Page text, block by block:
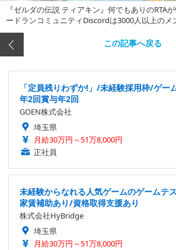
『ゼルダの伝説 ティアキン』何でもありのRTA
ードランコミュニティDiscordは3000人以上のメ
この記事へ戻る
「定員残りわずか!」/未経験採用枠/ゲー
年2回賞与年2回
GOEN株式会社
埼玉県
月給30万円～51万8,000円
正社員
未経験からなれる人気ゲームのゲームテ
家賃補助あり/資格取得支援あり
株式会社HyBridge
埼玉県
月給30万円～51万8,000円